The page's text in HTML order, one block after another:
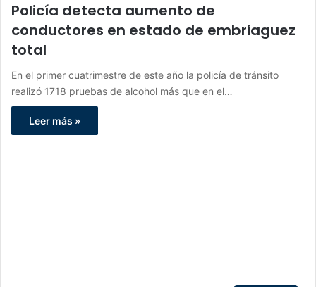
Policía detecta aumento de
conductores en estado de embriaguez
total
En el primer cuatrimestre de este año la policía de tránsito
realizó 1718 pruebas de alcohol más que en el…
Leer más »